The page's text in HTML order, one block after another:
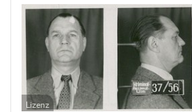
Lizenz